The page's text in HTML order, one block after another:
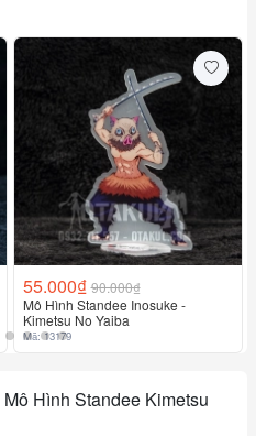
55.000₫90.000₫
Mô Hình Standee Inosuke -
Kimetsu No Yaiba
Mã: 13179
Hình Standee Kimetsu